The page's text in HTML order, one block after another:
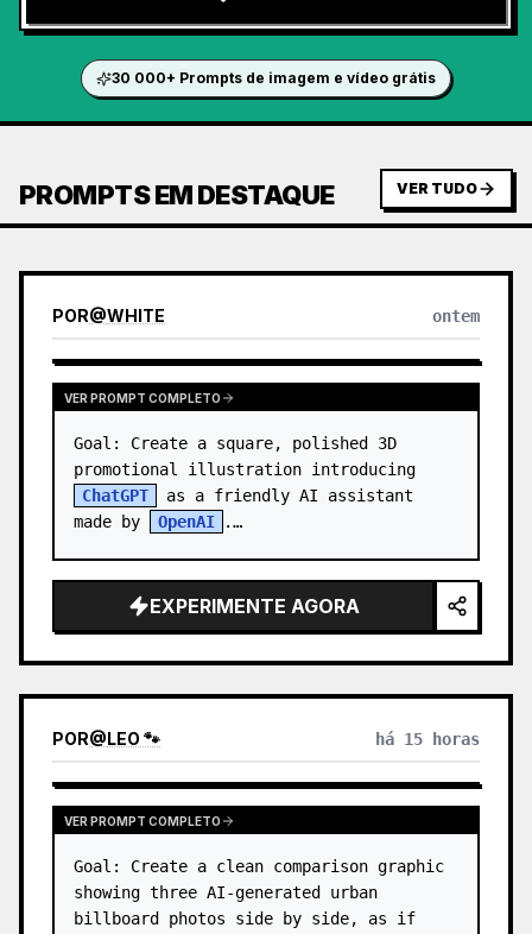
30 000+ Prompts de imagem e vídeo grátis
PROMPTS EM DESTAQUE VER TUDO
POR@WHITE ontem
VER PROMPT COMPLETO
Goal: Create a square, polished 3D
ChatGPT
as a friendly AI assistant
made by
OpenAI .
office setting…EXPERIMENTE AGORA
POR@LEO 🐾 há 15 horas
VER PROMPT COMPLETO
Goal: Create a clean comparison graphic
showing three AI-generated urban
billboard photos side by side, as if